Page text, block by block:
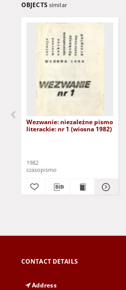
OBJECTS similar
Wezwanie: niezależne pismo
literackie: nr 1 (wiosna 1982)
1982
czasopismo
CONTACT DETAILS
Address